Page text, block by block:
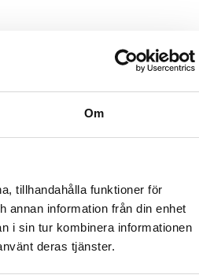
Om
tillhandahålla funktioner för
annan information från din enhet
i sin tur kombinera informationen
deras tjänster.